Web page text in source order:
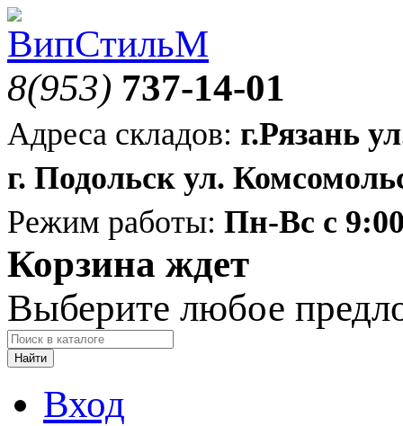
8(953) 737-14-01
Адреса складов: г.Рязань
г. Подольск ул.
Режим работы: Пн-Вс с
Корзина ждет
Выберите любое
Найти
Вход